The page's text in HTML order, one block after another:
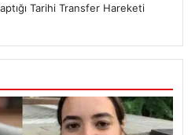
Tarihi Transfer Hareketi